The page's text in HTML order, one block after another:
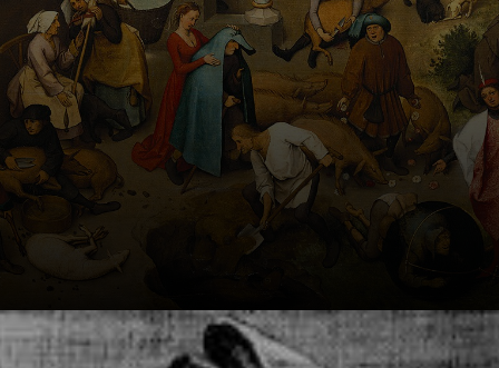
estilo ítalo-
renascentista.